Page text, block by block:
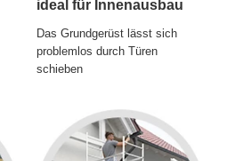
ideal für Innenausbau
Das Grundgerüst lässt sich
problemlos durch Türen
schieben